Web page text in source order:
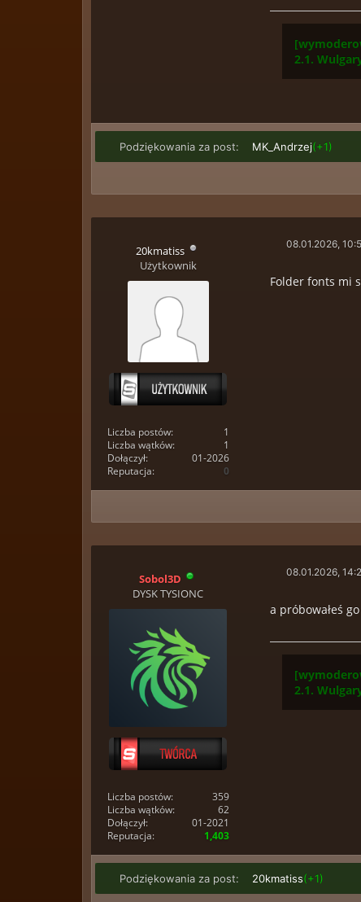
2.1.
Podziękowania za post: MK_Andrzej(+1)
20kmatiss
Użytkownik
Liczba postów:
1
Liczba wątków:
1
Dołączył:
01-2026
Reputacja:
0
08.01.2026,
Folder fonts mi
Sobol3D
DYSK TYSIONC
Liczba postów:
359
Liczba wątków:
62
Dołączył:
01-2021
Reputacja:
1,403
08.01.2026,
a próbowałeś
2.1.
Podziękowania za post: 20kmatiss(+1)